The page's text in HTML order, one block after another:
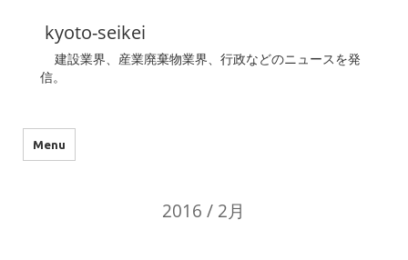
kyoto-seikei
建設業界、産業廃棄物業界、行政などのニュースを発
信。
Menu
2016 / 2月